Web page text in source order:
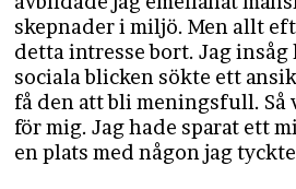
skepnader i miljö. Men allt
detta intresse bort. Jag insåg
sociala blicken sökte ett
få den att bli meningsfull. Så
för mig. Jag hade sparat ett
en plats med någon jag